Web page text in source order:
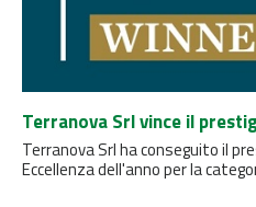
Terranova Srl vince il
Terranova Srl ha conseguito il
Eccellenza dell'anno per la